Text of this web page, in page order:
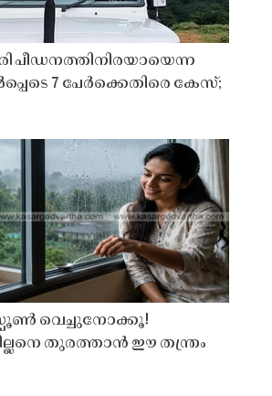
പീഡനത്തിനിരയായെന്ന
7 പേർക്കെതിരെ കേസ്;
വെച്ചുനോക്കൂ!
തുരത്താൻ ഈ തന്ത്രം